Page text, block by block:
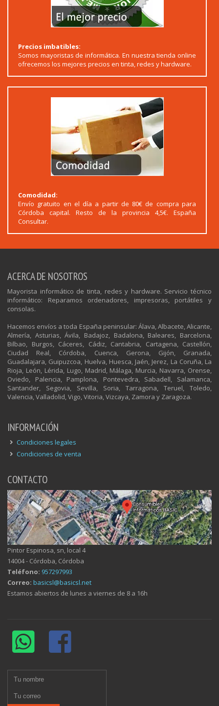
Precios imbatibles:
Somos mayoristas de informática. En nuestra tienda online
ofrecemos los mejores precios en tinta, redes y hardware.
Comodidad:
Envío gratuito en el día a partir de 80€ de compra para
Córdoba capital. Resto de la provincia 4,5€. España
Consultar.
ACERCA DE NOSOTROS
Mayorista informático de tinta, redes y hardware. Servicio técnico
informático: Reparamos ordenadores, impresoras, portátiles y
consolas.
Hacemos envíos a toda España peninsular: Álava, Albacete, Alicante,
Almería, Asturias, Ávila, Badajoz, Badalona, Baleares, Barcelona,
Bilbao, Burgos, Cáceres, Cádiz, Cantabria, Cartagena, Castellón,
Ciudad Real, Córdoba, Cuenca, Gerona, Gijón, Granada,
Guadalajara, Guipuzcoa, Huelva, Huesca, Jaén, Jerez, La Coruña, La
Rioja, León, Lérida, Lugo, Madrid, Málaga, Murcia, Navarra, Orense,
Oviedo, Palencia, Pamplona, Pontevedra, Sabadell, Salamanca,
Santander, Segovia, Sevilla, Soria, Tarragona, Teruel, Toledo,
Valencia, Valladolid, Vigo, Vitoria, Vizcaya, Zamora y Zaragoza.
INFORMACIÓN
Condiciones legales
Condiciones de venta
CONTACTO
Pintor Espinosa, sn, local 4
14004 - Córdoba, Córdoba
Teléfono: 957297993
Correo: basicsl@basicsl.net
Estamos abiertos de lunes a viernes de 8 a 16h